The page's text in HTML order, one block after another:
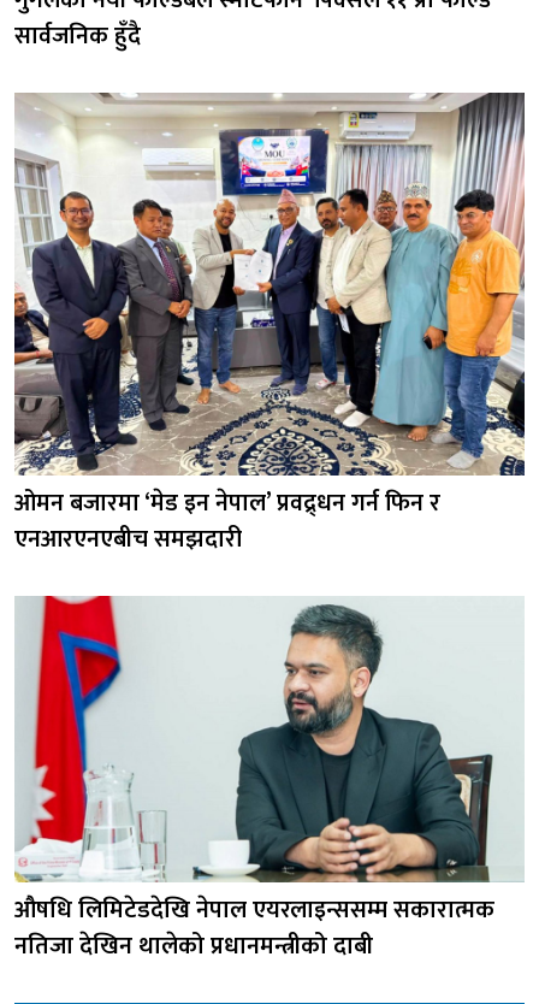
सार्वजनिक हुँदै
ओमन बजारमा ‘मेड इन नेपाल’ प्रवद्र्धन गर्न फिन र
एनआरएनएबीच समझदारी
औषधि लिमिटेडदेखि नेपाल एयरलाइन्ससम्म सकारात्मक
नतिजा देखिन थालेको प्रधानमन्त्रीको दाबी